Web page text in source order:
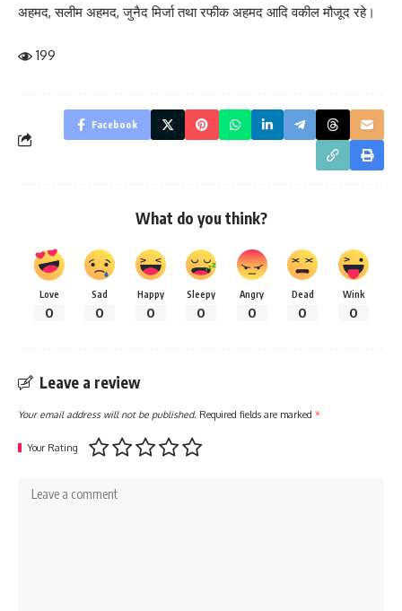
अहमद, सलीम अहमद, जुनैद मिर्जा तथा रफीक अहमद आदि वकील मौजूद रहे।
199
Facebook
What do you think?
Love
0
Sad
0
Happy
0
Sleepy
0
Angry
0
Dead
0
Wink
0
Leave a review
Your email address will not be published. Required fields are marked *
Your Rating